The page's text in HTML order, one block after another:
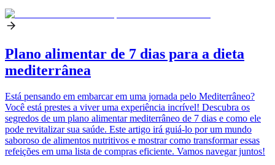
Plano alimentar de 7 dias para a dieta
mediterrânea
Está pensando em embarcar em uma jornada pelo Mediterrâneo?
Você está prestes a viver uma experiência incrível! Descubra os
segredos de um plano alimentar mediterrâneo de 7 dias e como ele
pode revitalizar sua saúde. Este artigo irá guiá-lo por um mundo
saboroso de alimentos nutritivos e mostrar como transformar essas
refeições em uma lista de compras eficiente. Vamos navegar juntos!